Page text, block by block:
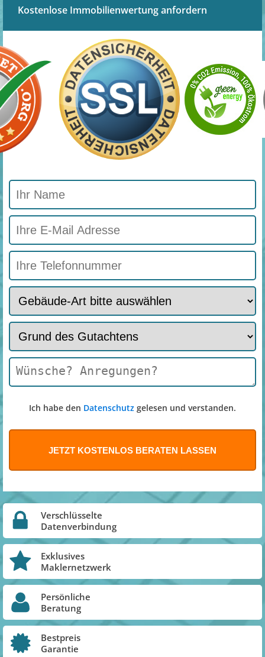
Kostenlose Immobilienwertung anfordern
Ich habe den Datenschutz gelesen und verstanden.
Verschlüsselte
Datenverbindung
Exklusives
Maklernetzwerk
Persönliche
Beratung
Bestpreis
Garantie